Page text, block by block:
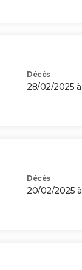
Décès
28/02/2025 à
Décès
20/02/2025 à